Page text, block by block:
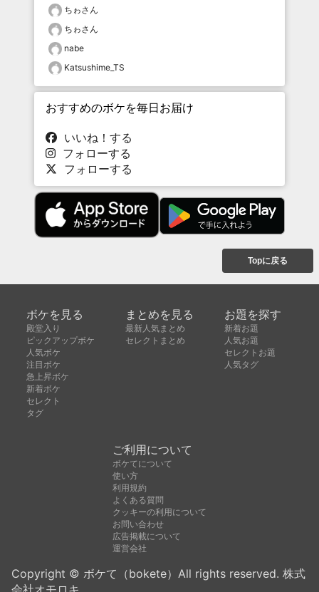
ちゎさん
ちゎさん
nabe
Katsushime_TS
おすすめのボケを毎日お届け
いいね！する
フォローする
フォローする
Topに戻る
ボケを見る
殿堂入り
ピックアップボケ
人気ボケ
注目ボケ
急上昇ボケ
新着ボケ
セレクト
タグ
まとめを見る
最新人気まとめ
セレクトまとめ
お題を探す
新着お題
人気お題
セレクトお題
人気タグ
ご利用について
ボケてについて
使い方
利用規約
よくある質問
クッキーの利用について
お問い合わせ
広告掲載について
運営会社
Copyright © ボケて（bokete）All rights reserved. 株式